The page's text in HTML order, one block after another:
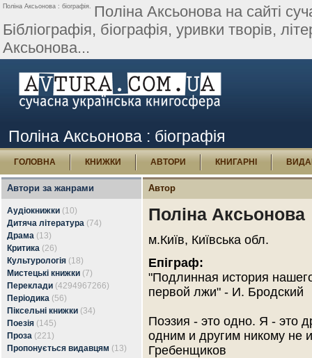
Поліна Аксьонова : біографія. Поліна Аксьонова на сайті
Бібліографія, біографія, уривки творів,
Аксьонова...
Поліна Аксьонова : біографія
ГОЛОВНА КНИЖКИ АВТОРИ КНИГАРНІ
Автори за жанрами
Аудіокнижки (10)
Дитяча література (74)
Драма (13)
Критика (26)
Культурологія (18)
Мистецькі книжки (7)
Переклади (4294967266)
Періодика (56)
Піксельні книжки (34)
Поезія (145)
Проза (221)
Пропонується видавцям (13)
Автор
Поліна Аксьонова
м.Київ, Київська обл.
Епіграф:
"Подлинная история
первой лжи" - И. Бродский
Поэзия - это одно. Я - это
одним и другим никому не
Гребенщиков